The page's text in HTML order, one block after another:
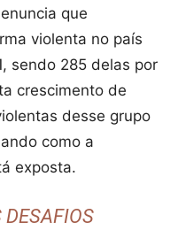
que
violenta no país
sendo 285 delas por
crescimento de
desse grupo
como a
exposta.
DESAFIOS